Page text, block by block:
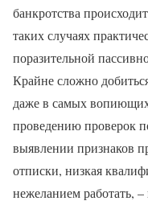
банкротства
таких случаях
поразительной
Крайне сложно
даже в самых
проведению проверок
выявлении признаков
отписки, низкая
нежеланием работать, –